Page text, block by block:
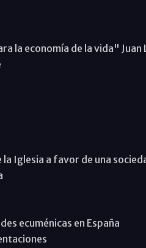
la economía de la vida" Juan
Iglesia a favor de una
ecuménicas en España